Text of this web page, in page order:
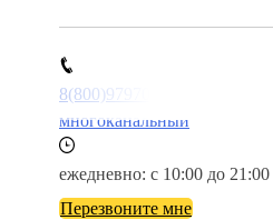
8(800)9797043
многоканальный
ежедневно: с 10:00 до 21:00
Перезвоните мне